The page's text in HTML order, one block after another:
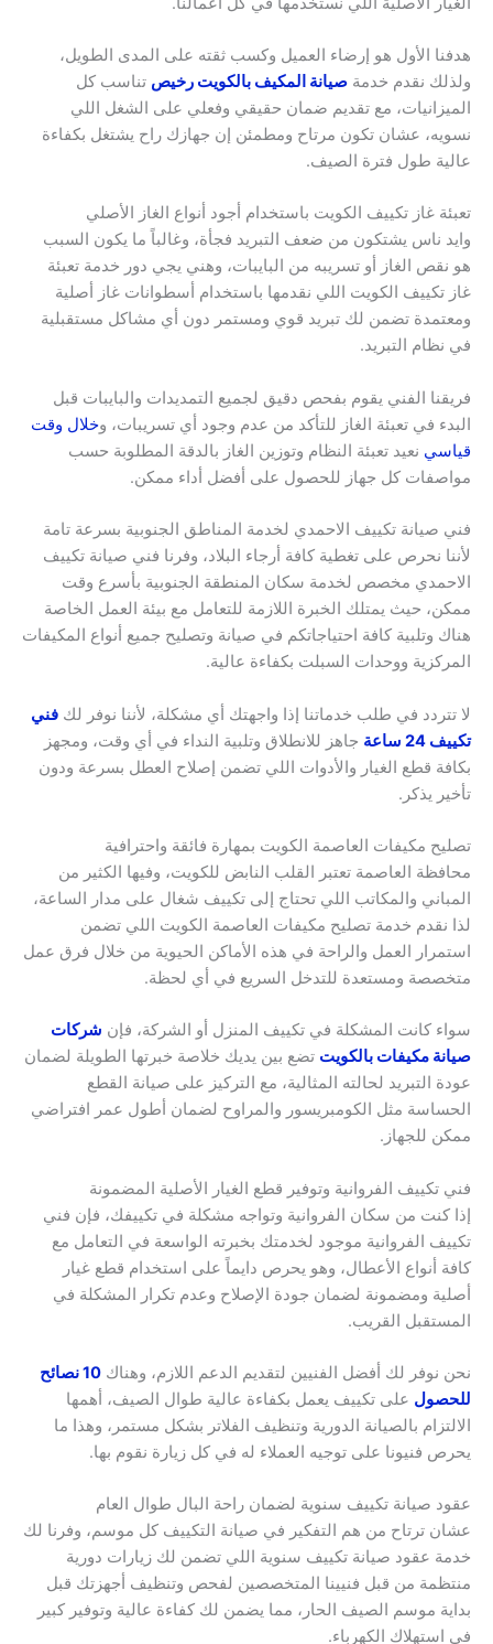
هدفنا الأول هو إرضاء العميل وكسب ثقته على المدى الطويل،
ولذلك نقدم خدمة صيانة المكيف بالكويت رخيص تناسب كل
الميزانيات، مع تقديم ضمان حقيقي وفعلي على الشغل اللي
نسويه، عشان تكون مرتاح ومطمئن إن جهازك راح يشتغل بكفاءة
عالية طول فترة الصيف.
تعبئة غاز تكييف الكويت باستخدام أجود أنواع الغاز الأصلي
وايد ناس يشتكون من ضعف التبريد فجأة، وغالباً ما يكون السبب
هو نقص الغاز أو تسريبه من البايبات، وهني يجي دور خدمة تعبئة
غاز تكييف الكويت اللي نقدمها باستخدام أسطوانات غاز أصلية
ومعتمدة تضمن لك تبريد قوي ومستمر دون أي مشاكل مستقبلية
في نظام التبريد.
فريقنا الفني يقوم بفحص دقيق لجميع التمديدات والبايبات قبل
البدء في تعبئة الغاز للتأكد من عدم وجود أي تسريبات، وخلال وقت
قياسي نعيد تعبئة النظام وتوزين الغاز بالدقة المطلوبة حسب
مواصفات كل جهاز للحصول على أفضل أداء ممكن.
فني صيانة تكييف الاحمدي لخدمة المناطق الجنوبية بسرعة تامة
لأننا نحرص على تغطية كافة أرجاء البلاد، وفرنا فني صيانة تكييف
الاحمدي مخصص لخدمة سكان المنطقة الجنوبية بأسرع وقت
ممكن، حيث يمتلك الخبرة اللازمة للتعامل مع بيئة العمل الخاصة
هناك وتلبية كافة احتياجاتكم في صيانة وتصليح جميع أنواع المكيفات
المركزية ووحدات السبلت بكفاءة عالية.
لا تتردد في طلب خدماتنا إذا واجهتك أي مشكلة، لأننا نوفر لك فني
تكييف 24 ساعة
جاهز للانطلاق وتلبية النداء في أي وقت، ومجهز
بكافة قطع الغيار والأدوات اللي تضمن إصلاح العطل بسرعة ودون
تأخير يذكر.
تصليح مكيفات العاصمة الكويت بمهارة فائقة واحترافية
محافظة العاصمة تعتبر القلب النابض للكويت، وفيها الكثير من
المباني والمكاتب اللي تحتاج إلى تكييف شغال على مدار الساعة،
لذا نقدم خدمة تصليح مكيفات العاصمة الكويت اللي تضمن
استمرار العمل والراحة في هذه الأماكن الحيوية من خلال فرق عمل
متخصصة ومستعدة للتدخل السريع في أي لحظة.
سواء كانت المشكلة في تكييف المنزل أو الشركة، فإن شركات
صيانة مكيفات بالكويت تضع بين يديك خلاصة خبرتها الطويلة لضمان
عودة التبريد لحالته المثالية، مع التركيز على صيانة القطع
الحساسة مثل الكومبريسور والمراوح لضمان أطول عمر افتراضي
ممكن للجهاز.
فني تكييف الفروانية وتوفير قطع الغيار الأصلية المضمونة
إذا كنت من سكان الفروانية وتواجه مشكلة في تكييفك، فإن فني
تكييف الفروانية موجود لخدمتك بخبرته الواسعة في التعامل مع
كافة أنواع الأعطال، وهو يحرص دايماً على استخدام قطع غيار
أصلية ومضمونة لضمان جودة الإصلاح وعدم تكرار المشكلة في
المستقبل القريب.
نحن نوفر لك أفضل الفنيين لتقديم الدعم اللازم، وهناك
10 نصائح
للحصول على تكييف يعمل بكفاءة عالية طوال الصيف، أهمها
الالتزام بالصيانة الدورية وتنظيف الفلاتر بشكل مستمر، وهذا ما
يحرص فنيونا على توجيه العملاء له في كل زيارة نقوم بها.
عقود صيانة تكييف سنوية لضمان راحة البال طوال العام
عشان ترتاح من هم التفكير في صيانة التكييف كل موسم، وفرنا لك
خدمة عقود صيانة تكييف سنوية اللي تضمن لك زيارات دورية
منتظمة من قبل فنيينا المتخصصين لفحص وتنظيف أجهزتك قبل
بداية موسم الصيف الحار، مما يضمن لك كفاءة عالية وتوفير كبير
في استهلاك الكهرباء.